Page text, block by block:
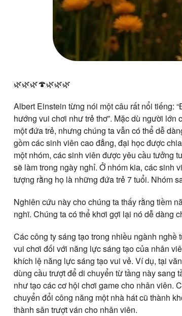
🌿🌿🌿🍄🌿🌿🌿
Albert Einstein từng nói một câu rất nổi tiếng:
hướng vui chơi như trẻ thơ”. Mặc dù người
một đứa trẻ, nhưng chúng ta vẫn có thể dễ
gồm các sinh viên cao đẳng, đại học được
một nhóm, các sinh viên được yêu cầu tưởng
sẽ làm trong ngày nghỉ. Ở nhóm kia, các sinh
tượng rằng họ là những đứa trẻ 7 tuổi. Nhóm
Nghiên cứu này cho chúng ta thấy rằng tiềm
nghĩ. Chúng ta có thể khơi gợi lại nó dễ dàng
Các công ty sáng tạo trong nhiều ngành
vui chơi đối với năng lực sáng tạo của nhân
khích lệ năng lực sáng tạo vui vẻ. Ví dụ, tại
dùng cầu trượt để di chuyển từ tầng này sang
như tạo các cơ hội chơi game cho nhân viên.
chuyển đổi công năng một nhà hát cũ thành
thành sân trượt ván cho nhân viên.